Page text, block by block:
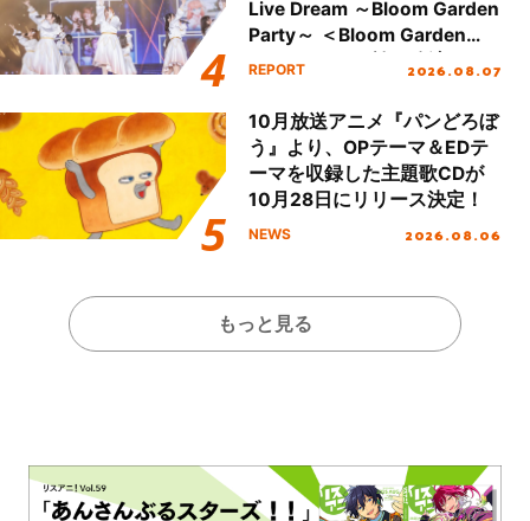
Live Dream ～Bloom Garden
Party～ ＜Bloom Garden
Party Stage／埼玉公演＞”
REPORT 2026.08.07
10月放送アニメ『パンどろぼ
う』より、OPテーマ＆EDテ
ーマを収録した主題歌CDが
10月28日にリリース決定！
NEWS 2026.08.06
もっと見る